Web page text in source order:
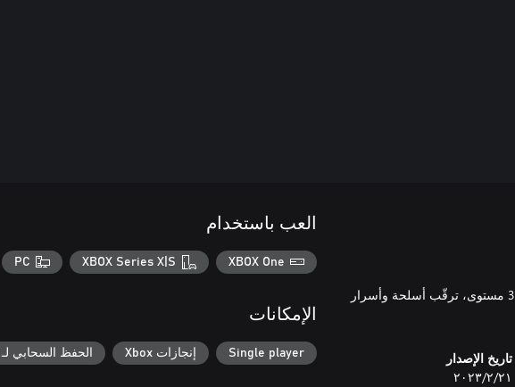
قاتل شياطين لمطاردة Mother of Demons ومنع غزو Hell، بأكثر من 30 مستوى، ترقّب أسلحة وأسرار
تاريخ الإصدار
٢١‏/٢‏/٢٠٢٣
العب باستخدام
XBOX One
XBOX Series X|S
PC
الإمكانات
Single player إنجازات Xbox الحفظ السحابي لـ Xbox